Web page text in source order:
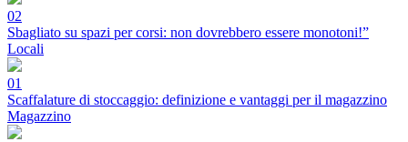
02
Sbagliato su spazi per corsi: non dovrebbero essere monotoni!”
Locali
01
Scaffalature di stoccaggio: definizione e vantaggi per il magazzino
Magazzino